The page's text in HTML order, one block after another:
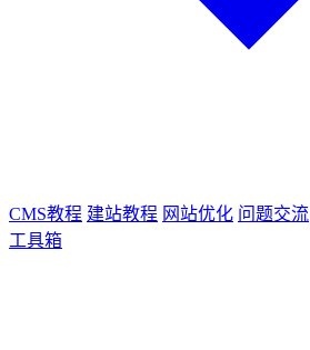
CMS教程 建站教程 网站优化 问题交流
工具箱